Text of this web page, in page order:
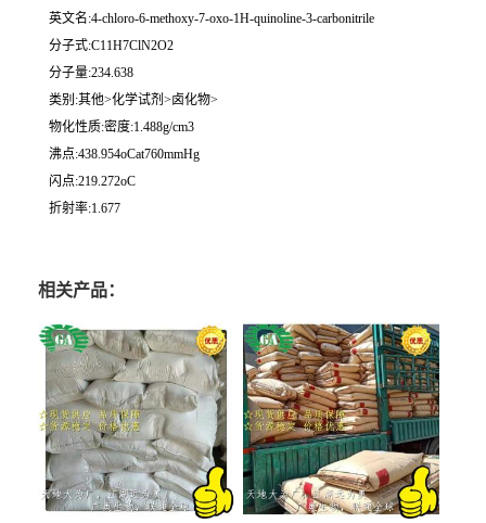
英文名:4-chloro-6-methoxy-7-oxo-1H-quinoline-3-carbonitrile
分子式:C11H7ClN2O2
分子量:234.638
类别:其他>化学试剂>卤化物>
物化性质:密度:1.488g/cm3
沸点:438.954oCat760mmHg
闪点:219.272oC
折射率:1.677
相关产品：